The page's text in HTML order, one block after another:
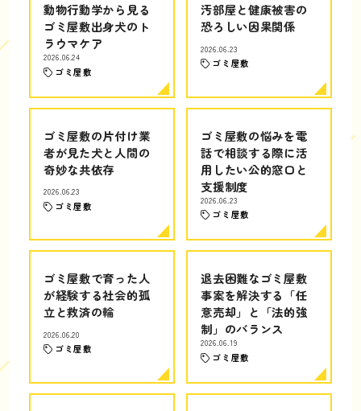
動物行動学から見る
ゴミ屋敷出身犬のト
ラウマケア
2026.06.24
ゴミ屋敷
汚部屋と健康被害の
恐ろしい因果関係
2026.06.23
ゴミ屋敷
ゴミ屋敷の片付け業
者が見た犬と人間の
奇妙な共依存
2026.06.23
ゴミ屋敷
ゴミ屋敷の悩みを電
話で相談する際に活
用したい公的窓口と
支援制度
2026.06.23
ゴミ屋敷
ゴミ屋敷で育った人
が経験する社会的孤
立と救済の輪
2026.06.20
ゴミ屋敷
退去困難なゴミ屋敷
事案を解決する「任
意売却」と「法的強
制」のバランス
2026.06.19
ゴミ屋敷